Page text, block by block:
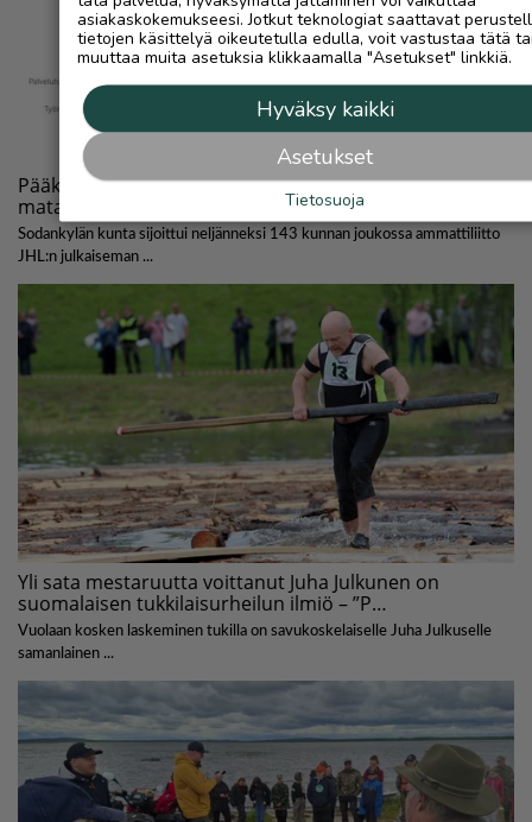
asiakaskokemukseesi. Jotkut teknologiat saattavat
tietojen käsittelyä oikeutetulla edulla, voit vastustaa tätä
muuttaa muita asetuksia klikkaamalla "Asetukset" linkkiä.
Hyväksy kaikki
Asetukset
Tietosuoja